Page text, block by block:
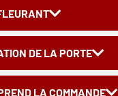
DE LA PORTE
LA COMMANDE